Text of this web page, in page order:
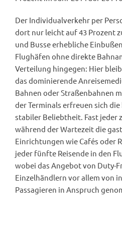
Der Individualverkehr per
dort nur leicht auf 43 Prozent
und Busse erhebliche
Flughäfen ohne direkte
Verteilung hingegen: Hier
das dominierende
Bahnen oder Straßenbahnen
der Terminals erfreuen sich
stabiler Beliebtheit. Fast jeder
während der Wartezeit die
Einrichtungen wie Cafés oder
jeder fünfte Reisende in den
wobei das Angebot von Duty-
Einzelhändlern vor allem von
Passagieren in Anspruch